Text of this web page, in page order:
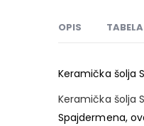
OPIS
Keramička šolja
Keramička šolja
Spajdermena,